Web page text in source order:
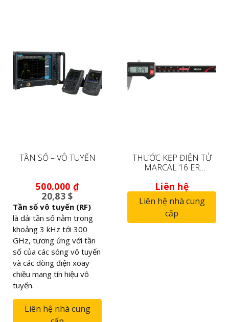
TẦN SỐ – VÔ TUYẾN
500.000 ₫
20,83 $
Tần số vô tuyến (RF)
là dải tần số nằm trong
khoảng 3 kHz tới 300
GHz, tương ứng với tần
số của các sóng vô tuyến
và các dòng điện xoay
chiều mang tín hiệu vô
tuyến.
Liên hệ nhà cung
THƯỚC KẸP ĐIỆN TỬ
MARCAL 16 ER
Liên hệ
Liên hệ nhà cung
cấp